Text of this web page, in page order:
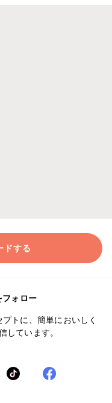
ドする
フォロー
トに、簡単においしく
しています。